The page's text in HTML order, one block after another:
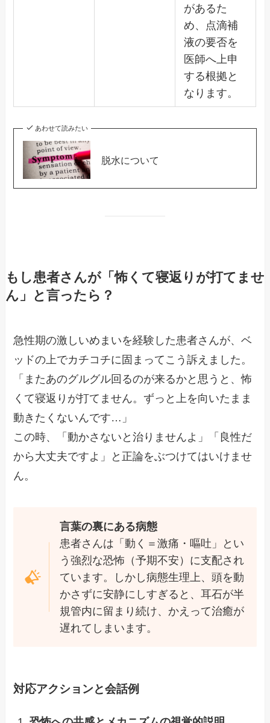
があるた
め、点滴補
液の要否を
医師へ上申
する根拠と
なります。
あわせて読みたい
脱水について
もし患者さんが「怖くて寝返りが打てませ
ん」と言ったら？
急性期の激しいめまいを経験した患者さんが、ベ
ッドの上でカチコチに固まってこう訴えました。
「またあのグルグル回るのが来るかと思うと、怖
くて寝返りが打てません。ずっと上を向いたまま
動きたくないんです…」
この時、「動かさないと治りませんよ」「良性だ
から大丈夫ですよ」と正論をぶつけてはいけませ
ん。
言葉の裏にある病態
患者さんは「動く＝激痛・嘔吐」とい
う強烈な恐怖（予期不安）に支配され
ています。しかし病態生理上、頭を動
かさずに安静にしすぎると、耳石が半
規管内に留まり続け、かえって治癒が
遅れてしまいます。
対応アクションと会話例